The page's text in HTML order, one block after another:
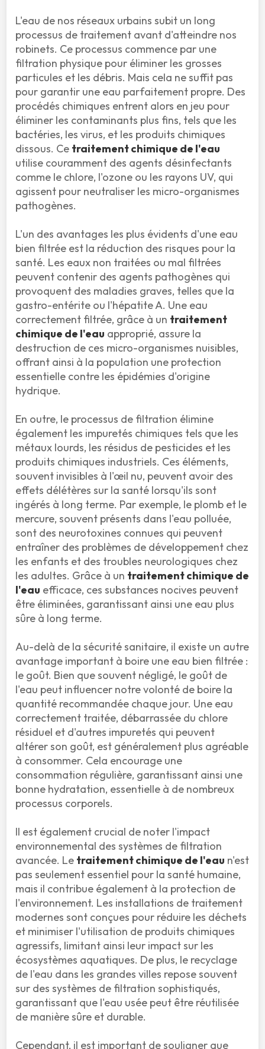
L'eau de nos réseaux urbains subit un long
processus de traitement avant d'atteindre nos
robinets. Ce processus commence par une
filtration physique pour éliminer les grosses
particules et les débris. Mais cela ne suffit pas
pour garantir une eau parfaitement propre. Des
procédés chimiques entrent alors en jeu pour
éliminer les contaminants plus fins, tels que les
bactéries, les virus, et les produits chimiques
dissous. Ce traitement chimique de l'eau
utilise couramment des agents désinfectants
comme le chlore, l'ozone ou les rayons UV, qui
agissent pour neutraliser les micro-organismes
pathogènes.
L'un des avantages les plus évidents d'une eau
bien filtrée est la réduction des risques pour la
santé. Les eaux non traitées ou mal filtrées
peuvent contenir des agents pathogènes qui
provoquent des maladies graves, telles que la
gastro-entérite ou l'hépatite A. Une eau
correctement filtrée, grâce à un traitement
chimique de l'eau approprié, assure la
destruction de ces micro-organismes nuisibles,
offrant ainsi à la population une protection
essentielle contre les épidémies d'origine
hydrique.
En outre, le processus de filtration élimine
également les impuretés chimiques tels que les
métaux lourds, les résidus de pesticides et les
produits chimiques industriels. Ces éléments,
souvent invisibles à l'œil nu, peuvent avoir des
effets délétères sur la santé lorsqu'ils sont
ingérés à long terme. Par exemple, le plomb et le
mercure, souvent présents dans l'eau polluée,
sont des neurotoxines connues qui peuvent
entraîner des problèmes de développement chez
les enfants et des troubles neurologiques chez
les adultes. Grâce à un traitement chimique de
l'eau efficace, ces substances nocives peuvent
être éliminées, garantissant ainsi une eau plus
sûre à long terme.
Au-delà de la sécurité sanitaire, il existe un autre
avantage important à boire une eau bien filtrée :
le goût. Bien que souvent négligé, le goût de
l'eau peut influencer notre volonté de boire la
quantité recommandée chaque jour. Une eau
correctement traitée, débarrassée du chlore
résiduel et d'autres impuretés qui peuvent
altérer son goût, est généralement plus agréable
à consommer. Cela encourage une
consommation régulière, garantissant ainsi une
bonne hydratation, essentielle à de nombreux
processus corporels.
Il est également crucial de noter l'impact
environnemental des systèmes de filtration
avancée. Le traitement chimique de l'eau n'est
pas seulement essentiel pour la santé humaine,
mais il contribue également à la protection de
l'environnement. Les installations de traitement
modernes sont conçues pour réduire les déchets
et minimiser l'utilisation de produits chimiques
agressifs, limitant ainsi leur impact sur les
écosystèmes aquatiques. De plus, le recyclage
de l'eau dans les grandes villes repose souvent
sur des systèmes de filtration sophistiqués,
garantissant que l'eau usée peut être réutilisée
de manière sûre et durable.
Cependant, il est important de souligner que